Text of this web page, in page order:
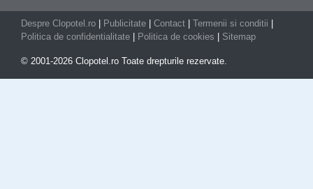
Despre Clopotel.ro Publicitate Contact Termenii si conditii
Politica de confidentialitate
Politica de cookies Sitemap
© 2001-2026 Clopotel.ro Toate drepturile rezervate.